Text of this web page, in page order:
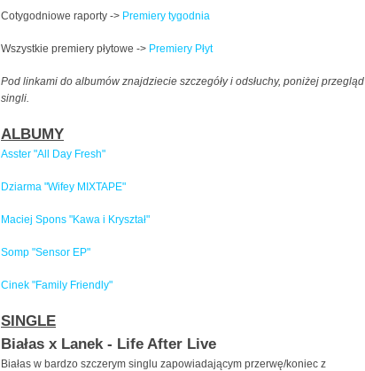
Cotygodniowe raporty -> Premiery tygodnia
Wszystkie premiery płytowe -> Premiery Płyt
Pod linkami do albumów znajdziecie szczegóły i odsłuchy, poniżej przegląd
singli.
ALBUMY
Asster "All Day Fresh"
Dziarma "Wifey MIXTAPE"
Maciej Spons "Kawa i Kryształ"
Somp "Sensor EP"
Cinek "Family Friendly"
SINGLE
Białas x Lanek - Life After Live
Białas w bardzo szczerym singlu zapowiadającym przerwę/koniec z